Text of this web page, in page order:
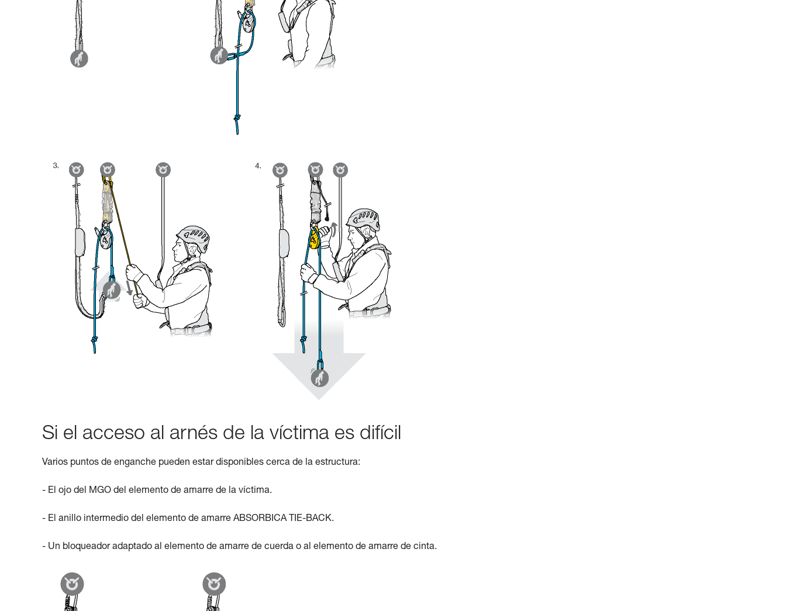
Si el acceso al arnés de la víctima es difícil
Varios puntos de enganche pueden estar disponibles cerca de la estructura:
- El ojo del MGO del elemento de amarre de la víctima.
- El anillo intermedio del elemento de amarre ABSORBICA TIE-BACK.
- Un bloqueador adaptado al elemento de amarre de cuerda o al elemento de amarre de cinta.